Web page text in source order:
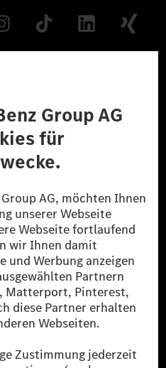
Rechte vorbehalten.
Benz Group durch
werden.
Bestandteil von MB.CHARGE
China. Sofern an der jeweiligen
Energien vorliegt,
Diese stellen
Public eine äquivalente
ins Stromnetz eingespeist wird.
und Solarkraftanlagen, die jünger
dem vorgeschriebenen
Light vehicles Test